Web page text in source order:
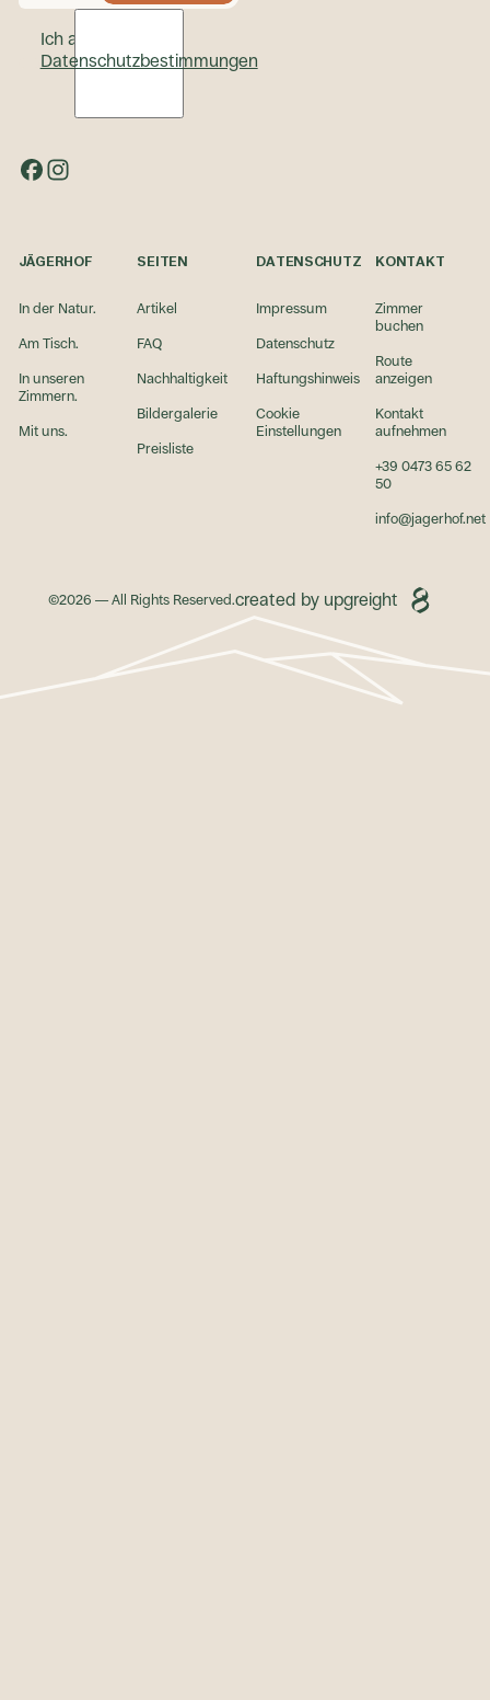
Ich akzeptiere die
Datenschutzbestimmungen
JÄGERHOF
In der Natur.
Am Tisch.
In unseren
Zimmern.
Mit uns.
SEITEN
Artikel
FAQ
Nachhaltigkeit
Bildergalerie
Preisliste
DATENSCHUTZ
Impressum
Datenschutz
Haftungshinweis
Cookie
Einstellungen
KONTAKT
Zimmer
buchen
Route
anzeigen
Kontakt
aufnehmen
+39 0473 65 62
50
info@jagerhof.net
Regio Hotel Südtirol
Südtirols nachhaltige Seiten
©2026 — All Rights Reserved.created by upgreight
upgreight